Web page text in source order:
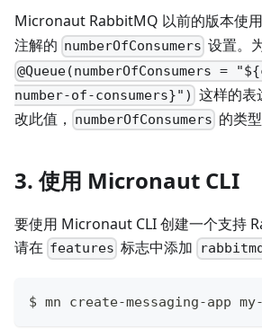
Micronaut RabbitMQ 以前的版本使用
注解的 numberOfConsumers 设置。
@Queue(numberOfConsumers =
number-of-consumers}") 这样的表
改此值，
numberOfConsumers 的类
3. 使用 Micronaut CLI
要使用 Micronaut CLI 创建一个支持
请在 features 标志中添加
$ mn create-messaging-app